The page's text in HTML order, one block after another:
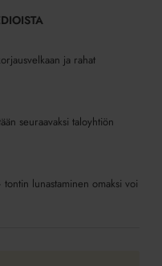
ja rahat
seuraavaksi taloyhtiön
lunastaminen omaksi voi